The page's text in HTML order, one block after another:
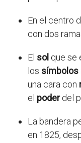
En el centro
con dos
El sol que se
los símbolos
una cara con
el poderdel
La bandera
en 1825,